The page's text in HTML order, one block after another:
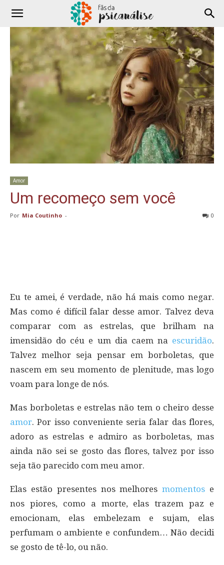
Amor
Um recomeço sem você
Por Mia Coutinho - 0
Eu te amei, é verdade, não há mais como negar.
Mas como é difícil falar desse amor. Talvez deva
comparar com as estrelas, que brilham na
imensidão do céu e um dia caem na escuridão.
Talvez melhor seja pensar em borboletas, que
nascem em seu momento de plenitude, mas logo
voam para longe de nós.
Mas borboletas e estrelas não tem o cheiro desse
amor. Por isso conveniente seria falar das flores,
adoro as estrelas e admiro as borboletas, mas
ainda não sei se gosto das flores, talvez por isso
seja tão parecido com meu amor.
Elas estão presentes nos melhoresmomentos e
nos piores, como a morte, elas trazem paz e
emocionam, elas embelezam e sujam, elas
perfumam o ambiente e confundem… Não decidi
se gosto de tê-lo, ou não.